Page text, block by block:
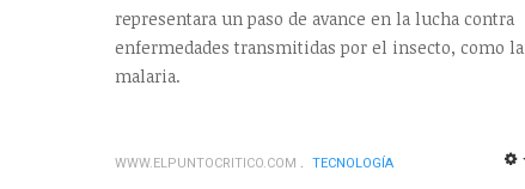
representara un paso de avance en la lucha contra
enfermedades transmitidas por el insecto, como la
malaria.
WWW.ELPUNTOCRITICO.COM
TECNOLOGÍ­A